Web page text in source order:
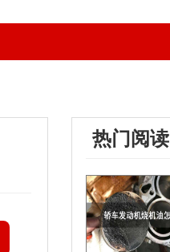
热门阅读